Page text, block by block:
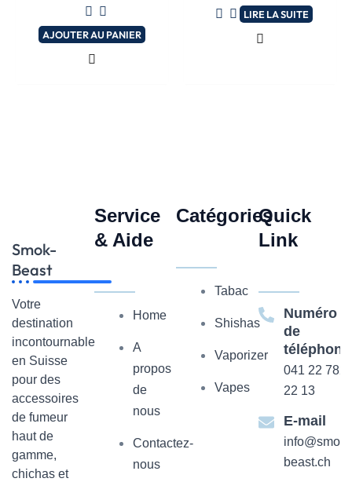
AJOUTER AU PANIER
sur
5
LIRE LA SUITE
Smok-
Beast
Votre
destination
incontournable
en Suisse
pour des
accessoires
de fumeur
haut de
gamme,
chichas et
Service
& Aide
Home
A
propos
de
nous
Contactez-
nous
Catégories
Tabac
Shishas
Vaporizer
Vapes
Quick
Link
Numéro
de
téléphone
041 22 782
22 13
E-mail
info@smok-
beast.ch